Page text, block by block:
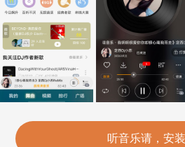
听音乐请，安